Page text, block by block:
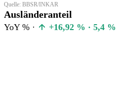
Quelle: BBSR/INKAR
Ausländeranteil
YoY % · +16,92 % · 5,4 %